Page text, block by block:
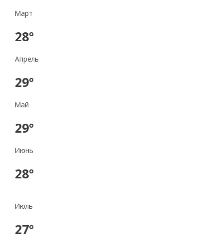
Март
28°
Апрель
29°
Май
29°
Июнь
28°
Июль
27°